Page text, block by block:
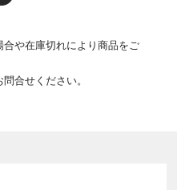
合や在庫切れにより商品をご
合せください。